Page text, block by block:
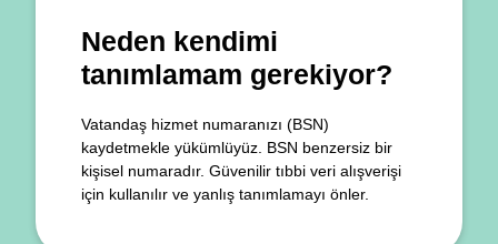
Neden kendimi
tanımlamam gerekiyor?
Vatandaş hizmet numaranızı (BSN)
kaydetmekle yükümlüyüz. BSN benzersiz bir
kişisel numaradır. Güvenilir tıbbi veri alışverişi
için kullanılır ve yanlış tanımlamayı önler.